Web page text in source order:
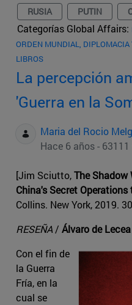
RUSIA PUTIN
Categorías Global Affairs:
ORDEN MUNDIAL, DIPLOMACIA
LIBROS
La percepción
'Guerra en la
Maria del Rocio
Hace 6 años -
[Jim Sciutto,The Shadow
China's Secret
Collins. New York, 2019.
RESEÑA/ Álvaro de Lecea
Con el fin de
la Guerra
Fría, en la
cual se